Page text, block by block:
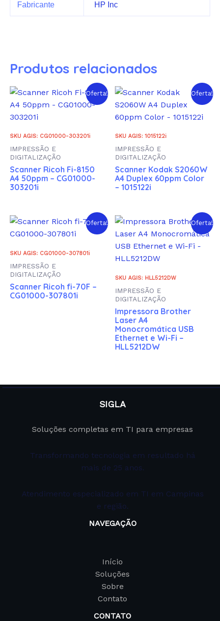
Fabricante HP Inc
Produtos relacionados
Oferta!
SKU AGIS: CG01000-303201i
IMPRESSÃO E
DIGITALIZAÇÃO
Scanner Ricoh Fi-8150
A4 50ppm – CG01000-
303201i
Oferta!
SKU AGIS: 1015122i
IMPRESSÃO E
DIGITALIZAÇÃO
Scanner Kodak S2060W
A4 Duplex 60ppm Color
– 1015122i
Oferta!
SKU AGIS: CG01000-307801i
IMPRESSÃO E
DIGITALIZAÇÃO
Scanner Ricoh fi-70F –
CG01000-307801i
Oferta!
SKU AGIS: HLL5212DW
IMPRESSÃO E
DIGITALIZAÇÃO
Impressora Brother
Laser A4
Monocromática USB
Ethernet e Wi-Fi –
HLL5212DW
SIGLA
Soluções completas em TI para empresas
Transformando tecnologia em resultado há
mais de 25 anos.
Atendimento especializado em TI em Campinas
e região.
NAVEGAÇÃO
Início
Soluções
Sobre
Contato
CONTATO